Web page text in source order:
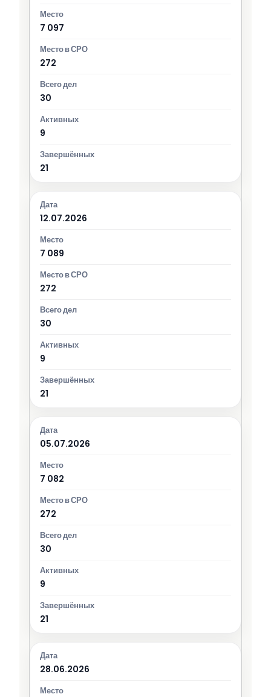
7 097
272
30
9
21
12.07.2026
7 089
272
30
9
21
05.07.2026
7 082
272
30
9
21
28.06.2026